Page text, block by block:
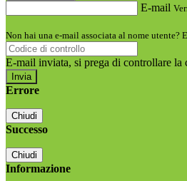
E-mail
Non hai una e-mail associata al nome utente?
E-mail inviata, si prega di controllare la
Errore
Chiudi
Successo
Chiudi
Informazione